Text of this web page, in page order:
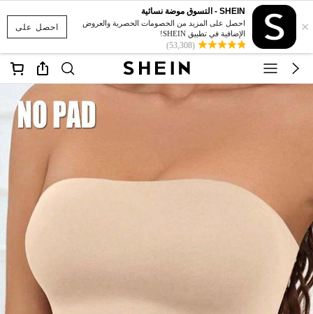
احصل على ×
SHEIN - التسوق موضة نسائية
احصل على المزيد من الخصومات الحصرية والعروض
الإضافية في تطبيق SHEIN!
(53,308)